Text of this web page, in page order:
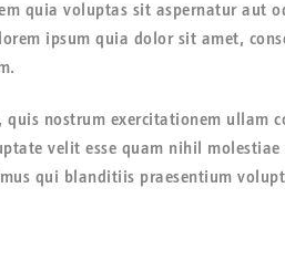
quia voluptas sit aspernatur aut
ipsum quia dolor sit amet,
nostrum exercitationem ullam
velit esse quam nihil
qui blanditiis praesentium